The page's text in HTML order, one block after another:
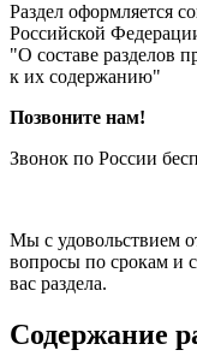
Раздел оформляется
Российской
"О составе разделов
к их содержанию"
Позвоните нам!
Звонок по России
Мы с удовольствием
вопросы по срокам и
вас раздела.
Содержание